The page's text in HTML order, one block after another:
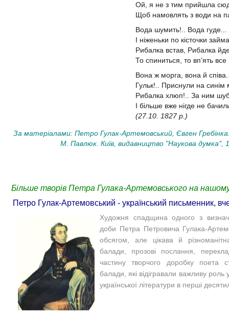
Ой, я не з тим прийшла
Щоб намовлять з води на
Вода шумить!.. Вода гуде...
І ніженьки по кісточки
Рибалка встав, Рибалка
То спиниться, то вп’ять
Вона ж морга, вона й
Гульк!.. Приснули на синім
Рибалка хлюп!.. За ним
І більше вже нігде не
(27.10. 1827 р.)
За матеріалами: Петро Гулак-Артемовський, Євген
М. Павлюк. Київ, видавництво "Наукова думка",
Більше творів Петра Гулака-Артемовського на
Петро Гулак-Артемовський - український письменник,
Художня спадщина одного з
доби Петра Петровича Гулака-
обсягом, але цікава й
балади, прозові послання,
частину творчого доробку поета
балади, які відігравали важливу
української літератури в перші